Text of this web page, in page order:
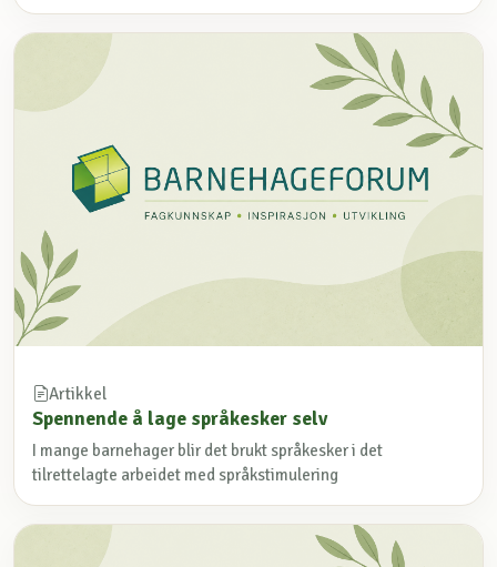
Artikkel
Spennende å lage språkesker selv
I mange barnehager blir det brukt språkesker i det
tilrettelagte arbeidet med språkstimulering